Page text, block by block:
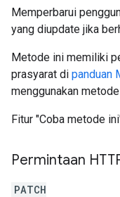
Memperbarui
yang diupdate jika
Metode ini memiliki
prasyarat di panduan
menggunakan
Fitur "Coba metode
Permintaan
PATCH